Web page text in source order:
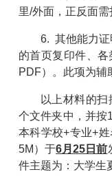
里/外面，正反面需
6. 其他能力证
的首页复印件、
PDF）。此项为辅
以上材料的
个文件夹中，并按
本科学校+专业+
5M）于6月25日前
件主题为：大学生